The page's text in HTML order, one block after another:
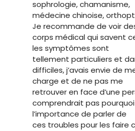
sophrologie, chamanisme,
médecine chinoise,
Je recommande de voir
corps médical qui savent
les symptômes sont
tellement particuliers et
difficiles, j’avais envie de
charge et de ne pas me
retrouver en face d’une
comprendrait pas pourquoi
l’importance de parler de
ces troubles pour les faire